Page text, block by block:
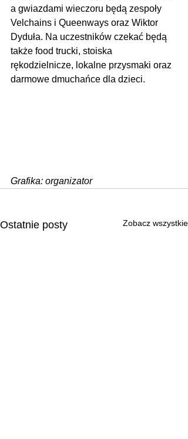
a gwiazdami wieczoru będą zespoły
Velchains i Queenways oraz Wiktor
Dyduła. Na uczestników czekać będą
także food trucki, stoiska
rękodzielnicze, lokalne przysmaki oraz
darmowe dmuchańce dla dzieci.
Grafika: organizator
Ostatnie posty Zobacz wszystkie